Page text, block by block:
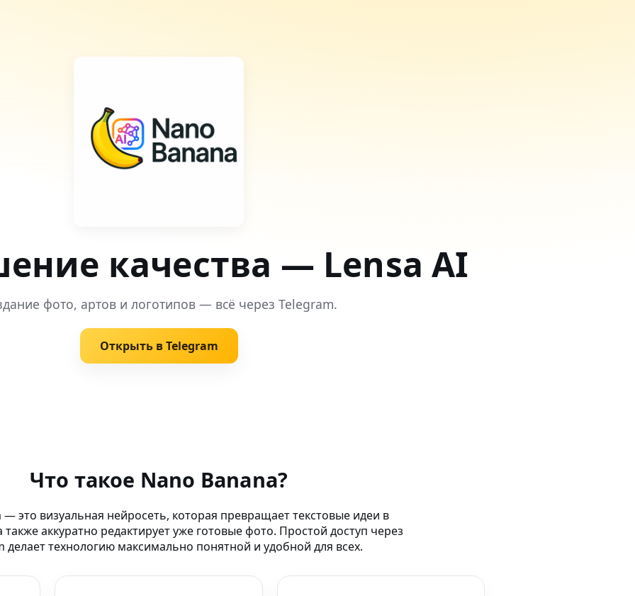
качества — Lensa AI
фото, артов и логотипов — всё через Telegram.
Открыть в Telegram
Telegram-бота
Что такое Nano Banana?
— это визуальная нейросеть, которая превращает текстовые идеи в
аккуратно редактирует уже готовые фото. Простой доступ через
делает технологию максимально понятной и удобной для всех.